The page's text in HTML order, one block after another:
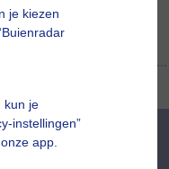
je kiezen
kun je
instellingen”
app.